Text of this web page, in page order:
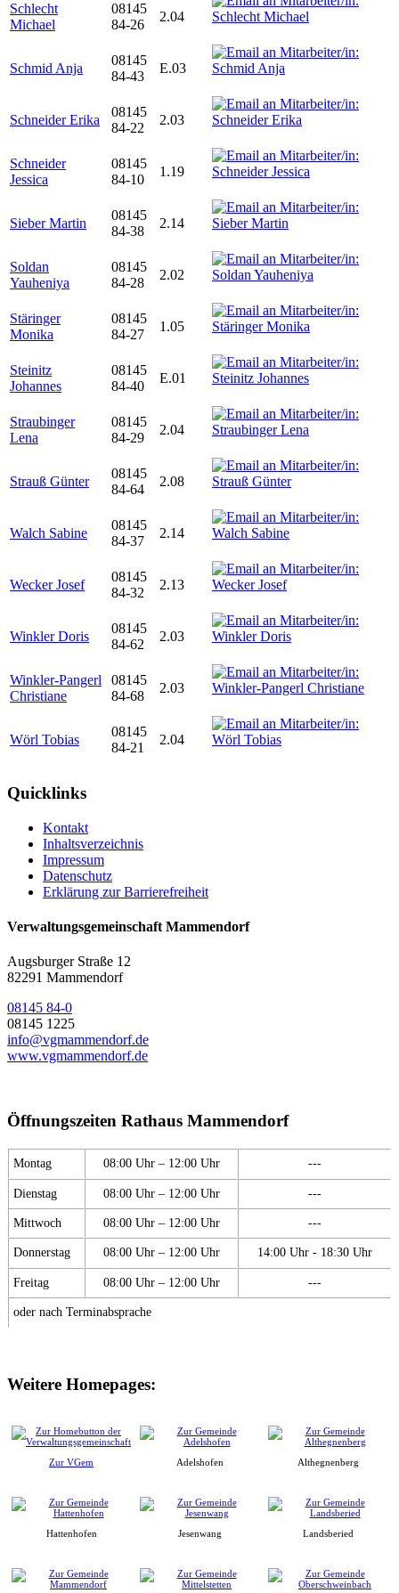
Schlecht
Michael
08145
84-26
2.04
Schmid Anja
08145
84-43
E.03
Schneider Erika
08145
84-22
2.03
Schneider
Jessica
08145
84-10
1.19
Sieber Martin
08145
84-38
2.14
Soldan
Yauheniya
08145
84-28
2.02
Stäringer
Monika
08145
84-27
1.05
Steinitz
Johannes
08145
84-40
E.01
Straubinger
Lena
08145
84-29
2.04
Strauß Günter
08145
84-64
2.08
Walch Sabine
08145
84-37
2.14
Wecker Josef
08145
84-32
2.13
Winkler Doris
08145
84-62
2.03
Winkler-Pangerl
Christiane
08145
84-68
2.03
Wörl Tobias
08145
84-21
2.04
Quicklinks
Kontakt
Inhaltsverzeichnis
Impressum
Datenschutz
Erklärung zur Barrierefreiheit
Verwaltungsgemeinschaft Mammendorf
Augsburger Straße 12
82291 Mammendorf
08145 84-0
08145 1225
info@vgmammendorf.de
www.vgmammendorf.de
Öffnungszeiten Rathaus Mammendorf
Montag 08:00 Uhr – 12:00 Uhr ---
Dienstag 08:00 Uhr – 12:00 Uhr ---
Mittwoch 08:00 Uhr – 12:00 Uhr ---
Donnerstag 08:00 Uhr – 12:00 Uhr 14:00 Uhr - 18:30 Uhr
Freitag 08:00 Uhr – 12:00 Uhr ---
oder nach Terminabsprache
Weitere Homepages:
Zur VGem Adelshofen Althegnenberg
Hattenhofen Jesenwang Landsberied